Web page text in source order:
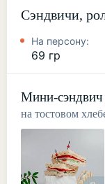
Сэндвичи,
На персону:
69 гр
Мини-
на тостовом